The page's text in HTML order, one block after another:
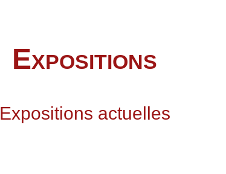
Expositions
Expositions actuelles